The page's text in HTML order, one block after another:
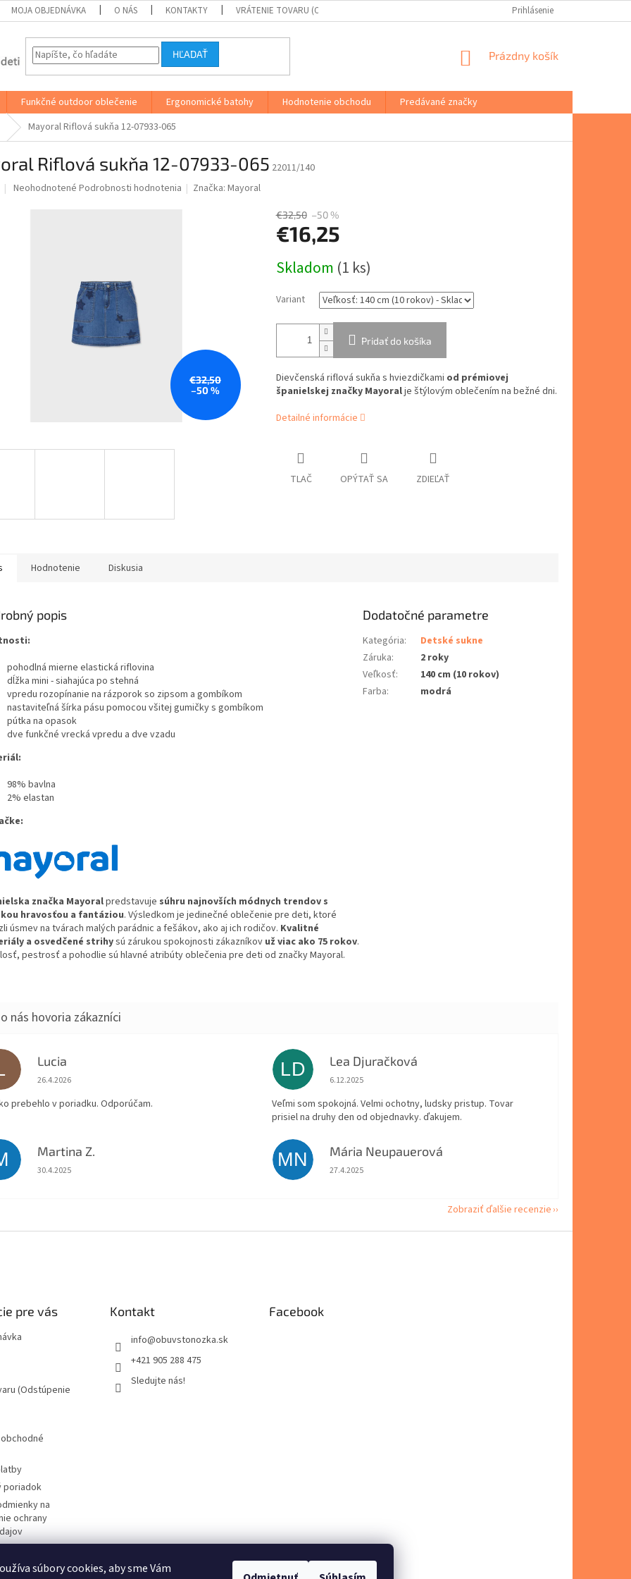
súbory cookies, aby sme Vám
MOJA OBJEDNÁVKA O NÁS KONTAKTY VRÁTENIE TOVARU (ODSTÚPENIE OD ZMLUVY) VŠEOBECNÉ OBCHODNÉ
Prihlásenie
HĽADAŤ
NÁKUPNÝ
Prázdny košík
Funkčné outdoor oblečenie Ergonomické batohy Hodnotenie obchodu
Predávané značky
Mayoral Riflová sukňa 12-07933-065
Riflová sukňa 12-07933-065 22011/140
Priemerné
Neohodnotené Podrobnosti hodnotenia Značka:Mayoral
€32,50
–50 %
€32,50 –50 %
€16,25
cena:
Skladom (1 ks)
Variant
Pridať do košíka
Dievčenská riflová sukňa s hviezdičkami od prémiovej
španielskej značky Mayoralje štýlovým oblečením na bežné dni.
Detailné informácie
TLAČ OPÝTAŤ SA ZDIEĽAŤ
Hodnotenie Diskusia
popis
pohodlná mierne elastická riflovina
dĺžka mini - siahajúca po stehná
vpredu rozopínanie na rázporok so zipsom a gombíkom
nastaviteľná šírka pásu pomocou všitej gumičky s gombíkom
pútka na opasok
dve funkčné vrecká vpredu a dve vzadu
98% bavlna
2% elastan
značka Mayoralpredstavuje súhru najnovších módnych trendov s
hravosťou a fantáziou. Výsledkom je jedinečné oblečenie pre deti, ktoré
úsmev na tvárach malých parádnic a fešákov, ako aj ich rodičov. Kvalitné
a osvedčené strihysú zárukou spokojnosti zákazníkov už viac ako 75 rokov.
pestrosť a pohodlie sú hlavné atribúty oblečenia pre deti od značky Mayoral.
Dodatočné parametre
Kategória:
Detské sukne
Záruka:
2 roky
Veľkosť:
140 cm (10 rokov)
Farba: modrá
Lucia
Hodnotenie obchodu je 5 z 5 hviezdičiek.
26.4.2026
prebehlo v poriadku. Odporúčam.
LD Lea Djuračková
Hodnotenie obchodu je 5 z 5 hviezdičiek.
6.12.2025
Veľmi som spokojná. Velmi ochotny, ludsky pristup. Tovar
prisiel na druhy den od objednavky. ďakujem.
Martina Z.
Hodnotenie obchodu je 5 z 5 hviezdičiek.
30.4.2025
MN Mária Neupauerová
Hodnotenie obchodu je 5 z 5 hviezdičiek.
27.4.2025
Zobraziť ďalšie recenzie
pre vás
(Odstúpenie
poriadok
na
ochrany
Kontakt
info@obuvstonozka.sk
+421 905 288 475
Sledujte nás!
Facebook